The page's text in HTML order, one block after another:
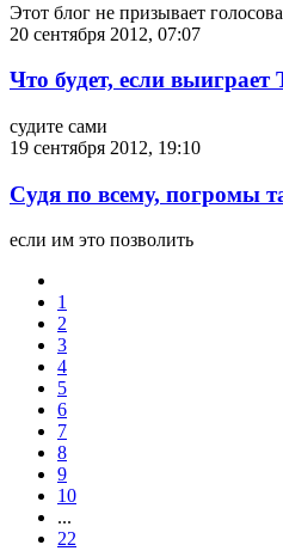
Этот блог не призывает
20 сентября 2012, 07:07
Что будет, если
судите сами
19 сентября 2012, 19:10
Судя по всему, погромы
если им это позволить
1
2
3
4
5
6
7
8
9
10
...
22